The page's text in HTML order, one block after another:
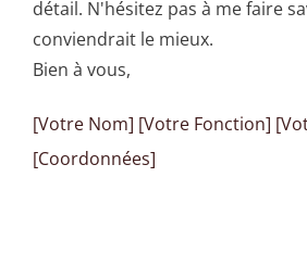
détail. N'hésitez pas à me faire
conviendrait le mieux.
Bien à vous,
[Votre Nom] [Votre Fonction]
[Coordonnées]